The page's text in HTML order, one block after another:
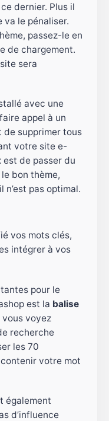
dernier. Plus il
va le pénaliser.
passez-le en
de chargement.
sera
avec une
appel à un
de supprimer tous
votre site e-
est de passer du
bon thème,
n’est pas optimal.
vos mots clés,
intégrer à vos
pour le
est la balise
vous voyez
recherche
les 70
votre mot
également
d’influence